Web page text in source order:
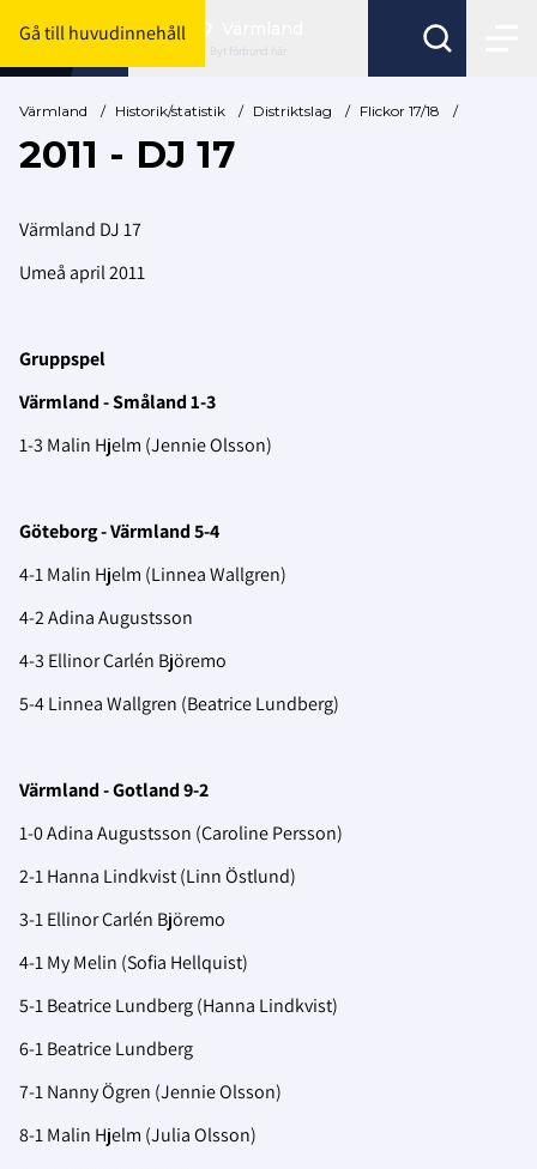
Gå till huvudinnehåll
Byt förbund här
Värmland / Historik/statistik / Distriktslag / Flickor 17/18 /
2011 - DJ 17
Värmland DJ 17
Umeå april 2011
Gruppspel
Värmland - Småland 1-3
1-3 Malin Hjelm (Jennie Olsson)
Göteborg - Värmland 5-4
4-1 Malin Hjelm (Linnea Wallgren)
4-2 Adina Augustsson
4-3 Ellinor Carlén Björemo
5-4 Linnea Wallgren (Beatrice Lundberg)
Värmland - Gotland 9-2
1-0 Adina Augustsson (Caroline Persson)
2-1 Hanna Lindkvist (Linn Östlund)
3-1 Ellinor Carlén Björemo
4-1 My Melin (Sofia Hellquist)
5-1 Beatrice Lundberg (Hanna Lindkvist)
6-1 Beatrice Lundberg
7-1 Nanny Ögren (Jennie Olsson)
8-1 Malin Hjelm (Julia Olsson)